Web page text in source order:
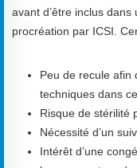
avant d’être inclus dans
procréation par ICSI.
Peu de recule afin
techniques dans
Risque de stérilité
Nécessité d’un
Intérêt d’une